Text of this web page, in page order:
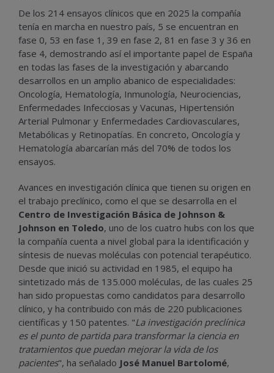
De los 214 ensayos clínicos que en 2025 la compañía
tenía en marcha en nuestro país, 5 se encuentran en
fase 0, 53 en fase 1, 39 en fase 2, 81 en fase 3 y 36 en
fase 4, demostrando así el importante papel de España
en todas las fases de la investigación y abarcando
desarrollos en un amplio abanico de especialidades:
Oncología, Hematología, Inmunología, Neurociencias,
Enfermedades Infecciosas y Vacunas, Hipertensión
Arterial Pulmonar y Enfermedades Cardiovasculares,
Metabólicas y Retinopatías. En concreto, Oncología y
Hematología abarcarían más del 70% de todos los
ensayos.
Avances en investigación clínica que tienen su origen en
el trabajo preclínico, como el que se desarrolla en el
Centro de Investigación Básica de Johnson &
Johnson en Toledo, uno de los cuatro hubs con los que
la compañía cuenta a nivel global para la identificación y
síntesis de nuevas moléculas con potencial terapéutico.
Desde que inició su actividad en 1985, el equipo ha
sintetizado más de 135.000 moléculas, de las cuales 25
han sido propuestas como candidatos para desarrollo
clínico, y ha contribuido con más de 220 publicaciones
científicas y 150 patentes. "La investigación preclínica
es el punto de partida para transformar la ciencia en
tratamientos que puedan mejorar la vida de los
pacientes", ha señalado José Manuel Bartolomé,